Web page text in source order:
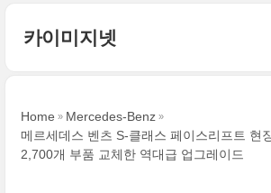
카이미지넷
Home
Mercedes-Benz
메르세데스 벤츠 S-클래스 페이스리프트 현
2,700개 부품 교체한 역대급 업그레이드